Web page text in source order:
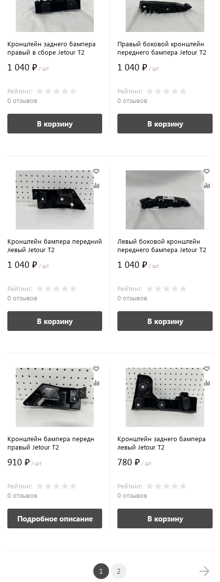
Кронштейн заднего бампера
правый в сборе Jetour T2
1 040 ₽ / шт
Рейтинг:
0 отзывов
В корзину
Правый боковой кронштейн
переднего бампера Jetour T2
1 040 ₽ / шт
Рейтинг:
0 отзывов
В корзину
Кронштейн бампера передний
левый Jetour T2
1 040 ₽ / шт
Рейтинг:
0 отзывов
В корзину
Левый боковой кронштейн
переднего бампера Jetour T2
1 040 ₽ / шт
Рейтинг:
0 отзывов
В корзину
Кронштейн бампера передн
правый Jetour T2
910 ₽ / шт
Рейтинг:
0 отзывов
Подробное описание
Кронштейн заднего бампера
левый Jetour T2
780 ₽ / шт
Рейтинг:
0 отзывов
В корзину
1 2